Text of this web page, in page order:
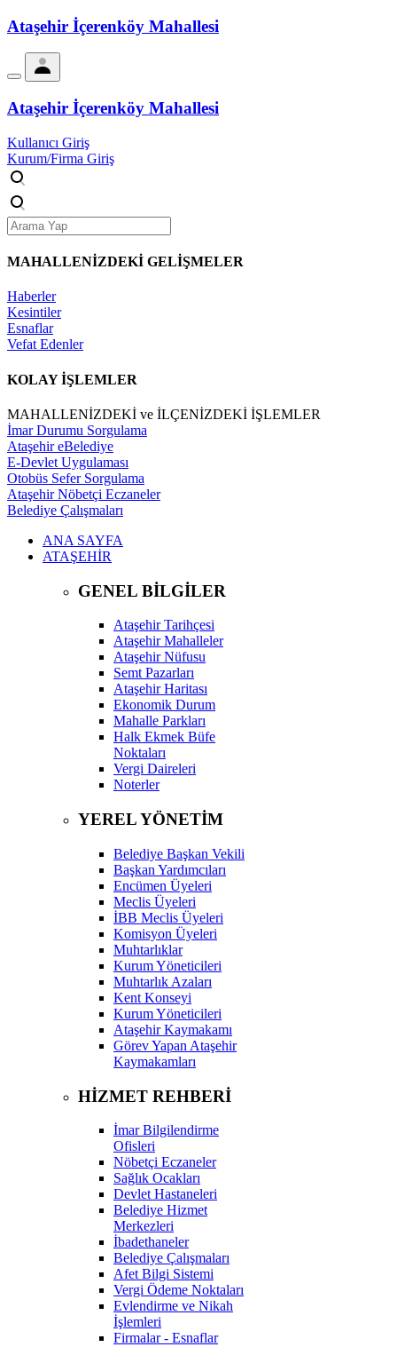
Ataşehir İçerenköy Mahallesi
Ataşehir İçerenköy Mahallesi
Kullanıcı Giriş
Kurum/Firma Giriş
MAHALLENİZDEKİ GELİŞMELER
Haberler
Kesintiler
Esnaflar
Vefat Edenler
KOLAY İŞLEMLER
MAHALLENİZDEKİ ve İLÇENİZDEKİ İŞLEMLER
İmar Durumu Sorgulama
Ataşehir eBelediye
E-Devlet Uygulaması
Otobüs Sefer Sorgulama
Ataşehir Nöbetçi Eczaneler
Belediye Çalışmaları
ANA SAYFA
ATAŞEHİR
GENEL BİLGİLER
Ataşehir Tarihçesi
Ataşehir Mahalleler
Ataşehir Nüfusu
Semt Pazarları
Ataşehir Haritası
Ekonomik Durum
Mahalle Parkları
Halk Ekmek Büfe
Noktaları
Vergi Daireleri
Noterler
YEREL YÖNETİM
Belediye Başkan Vekili
Başkan Yardımcıları
Encümen Üyeleri
Meclis Üyeleri
İBB Meclis Üyeleri
Komisyon Üyeleri
Muhtarlıklar
Kurum Yöneticileri
Muhtarlık Azaları
Kent Konseyi
Kurum Yöneticileri
Ataşehir Kaymakamı
Görev Yapan Ataşehir
Kaymakamları
HİZMET REHBERİ
İmar Bilgilendirme
Ofisleri
Nöbetçi Eczaneler
Sağlık Ocakları
Devlet Hastaneleri
Belediye Hizmet
Merkezleri
İbadethaneler
Belediye Çalışmaları
Afet Bilgi Sistemi
Vergi Ödeme Noktaları
Evlendirme ve Nikah
İşlemleri
Firmalar - Esnaflar